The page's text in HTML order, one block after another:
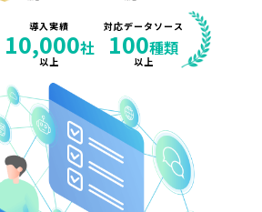
導入実績
10,000社
以上
対応データソース
100種類
以上